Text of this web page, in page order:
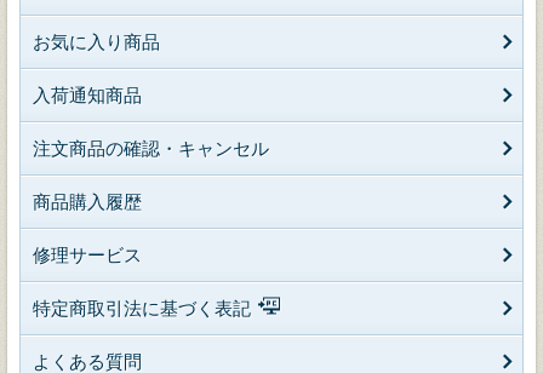
お気に入り商品
入荷通知商品
注文商品の確認・キャンセル
商品購入履歴
修理サービス
特定商取引法に基づく表記
よくある質問